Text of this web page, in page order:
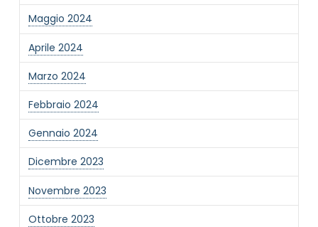
Maggio 2024
Aprile 2024
Marzo 2024
Febbraio 2024
Gennaio 2024
Dicembre 2023
Novembre 2023
Ottobre 2023